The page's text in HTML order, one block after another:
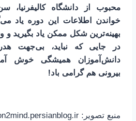
محبوب از دانشگاه کالیفرنیا،
خواندن اطلاعات این دوره یاد
بهینه‌ترین شکل ممکن یاد بگیرید و
در جایی که نباید، بی‌جهت
دانش‌آموزان همیشگی خوش
بیرونی هم گرامی باد!
منبع تصویر: http://neuron2mind.persianblog.ir